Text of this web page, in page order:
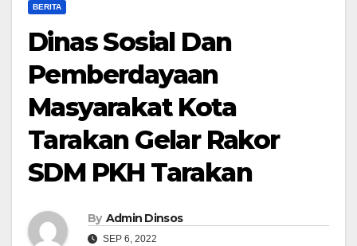
BERITA
Dinas Sosial Dan
Pemberdayaan
Masyarakat Kota
Tarakan Gelar Rakor
SDM PKH Tarakan
By Admin Dinsos
SEP 6, 2022